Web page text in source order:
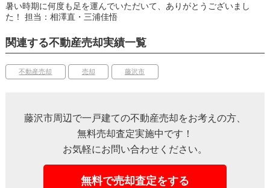
暑い時期に何度も足を運んでいただいて、ありがとうございまし
た！ 担当：相澤直・三浦佳悟
関連する不動産売却実績一覧
不動産売却 売却 藤沢市
藤沢市周辺で一戸建ての不動産売却をお考えの方、
無料売却査定実施中です！
お気軽にお問い合わせください。
無料で売却査定をする